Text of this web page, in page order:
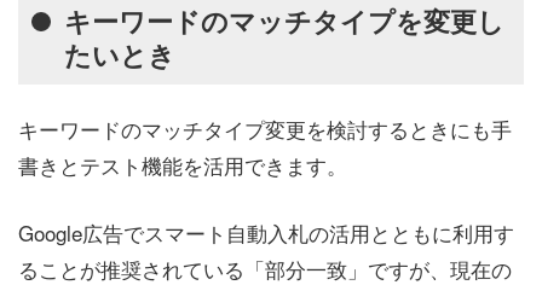
キーワードのマッチタイプを変更し
たいとき
キーワードのマッチタイプ変更を検討するときにも手
書きとテスト機能を活用できます。
Google広告でスマート自動入札の活用とともに利用す
ることが推奨されている「部分一致」ですが、現在の